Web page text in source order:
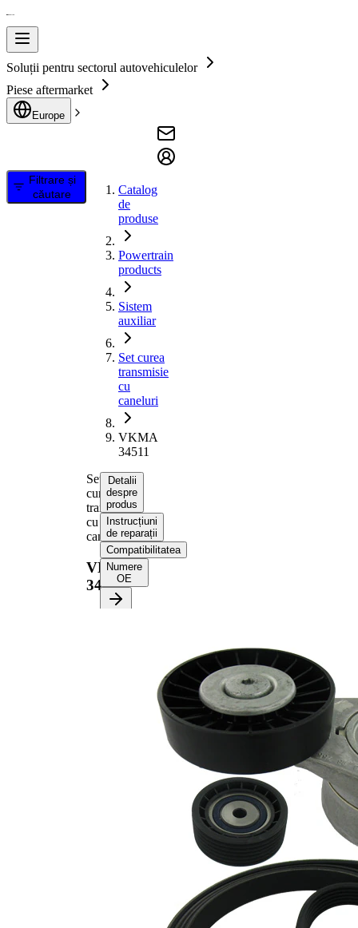
Soluții pentru sectorul autovehiculelor
Piese aftermarket
Europe
Filtrare și
căutare
Catalog
de
produse
Powertrain
products
Sistem
auxiliar
Set curea
transmisie
cu
caneluri
VKMA
34511
Set
curea
transmisie
cu
caneluri
VKMA
34511
Detalii
despre
produs
Instrucțiuni
de reparații
Compatibilitatea
Numere
OE
2345 mm
21,36 mm
6
Nu sunt
disponibile
substante
SVHC
(etilen
propilen
dienă
cauciuc)
Listă de piese de schimb
Număr
articol
Cantitate
ghidare/conducere,
VKM